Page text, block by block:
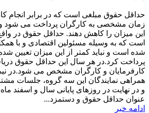
حداقل حقوق مبلغی است که در برابر انجام
زمان مشخصی به کارگران پرداخت می شود و
این میزان را کاهش دهند. حداقل حقوق در
است که به وسیله مسئولین اقتصادی و با
شده است و نباید کمتر از این میزان تعیین
پرداخت کرد.در هر سال این حداقل حقوق
کارفرمایان و کارگران مشخص می شود.در
همراهی نمایندگان این سه گروه، جلسات
و در نهایت در روزهای پایانی سال و اسفند
عنوان حداقل حقوق و دستمزد...
ادامه خبر